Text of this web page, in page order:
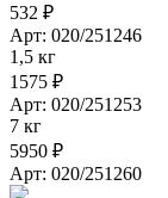
532 ₽
Арт: 020/251246
1,5 кг
1575 ₽
Арт: 020/251253
7 кг
5950 ₽
Арт: 020/251260